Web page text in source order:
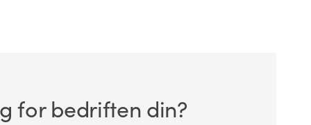
for bedriften din?